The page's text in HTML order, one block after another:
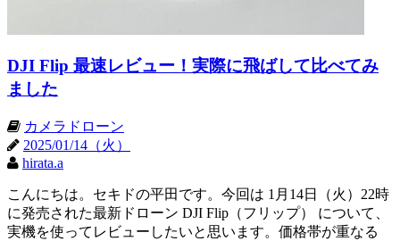
DJI Flip 最速レビュー！実際に飛ばして比べてみ
ました
カメラドローン
2025/01/14（火）
hirata.a
こんにちは。セキドの平田です。今回は 1月14日（火）22時
に発売された最新ドローン DJI Flip（フリップ） について、
実機を使ってレビューしたいと思います。価格帯が重なる